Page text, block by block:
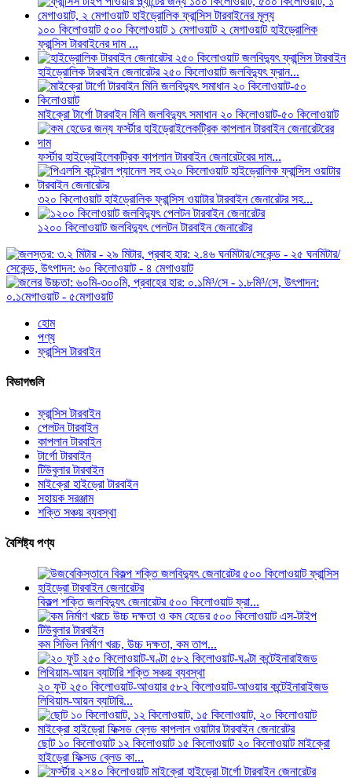
১০০ কিলোওয়াট ৫০০ কিলোওয়াট ১ মেগাওয়াট ২ মেগাওয়াট হাইড্রোলিক
ফ্রান্সিস টারবাইনের দাম ...
হাইড্রোলিক টারবাইন জেনারেটর ২৫০ কিলোওয়াট জলবিদ্যুৎ ফ্রান...
মাইক্রো টার্গো টারবাইন মিনি জলবিদ্যুৎ সমাধান ২০ কিলোওয়াট-৫০ কিলোওয়াট
ফর্স্টার হাইড্রোইলেকট্রিক কাপলান টারবাইন জেনারেটরের দাম...
৩২০ কিলোওয়াট হাইড্রোলিক ফ্রান্সিস ওয়াটার টারবাইন জেনারেটর সহ...
১২০০ কিলোওয়াট জলবিদ্যুৎ পেলটন টারবাইন জেনারেটর
হোম
পণ্য
ফ্রান্সিস টারবাইন
বিভাগগুলি
ফ্রান্সিস টারবাইন
পেলটন টারবাইন
কাপলান টারবাইন
টার্গো টারবাইন
টিউবুলার টারবাইন
মাইক্রো হাইড্রো টারবাইন
সহায়ক সরঞ্জাম
শক্তি সঞ্চয় ব্যবস্থা
বৈশিষ্ট্য পণ্য
বিকল্প শক্তি জলবিদ্যুৎ জেনারেটর ৫০০ কিলোওয়াট ফ্রা...
কম সিভিল নির্মাণ খরচ, উচ্চ দক্ষতা, কম তাপ...
২০ ফুট ২৫০ কিলোওয়াট-আওয়ার ৫৮২ কিলোওয়াট-আওয়ার কন্টেইনারাইজড
লিথিয়াম-আয়ন ব্যাটারি...
ছোট ১০ কিলোওয়াট ১২ কিলোওয়াট ১৫ কিলোওয়াট ২০ কিলোওয়াট মাইক্রো
হাইড্রো ফিক্সড ব্লেড কা...